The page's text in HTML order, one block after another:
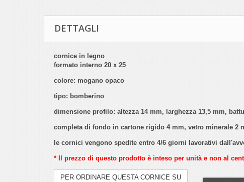
DETTAGLI
cornice in legno
formato interno 20 x 25
colore: mogano opaco
tipo: bomberino
dimensione profilo: altezza 14 mm, larghezza 13,5 mm,
completa di fondo in cartone rigido 4 mm, vetro minerale
le cornici vengono spedite entro 4/6 giorni lavorativi
* Il prezzo di questo prodotto è inteso per unità e non al
PER ORDINARE QUESTA CORNICE SU